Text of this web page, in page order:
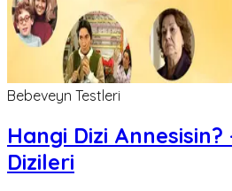
Bebeveyn Testleri
Hangi Dizi Annesisin?
Dizileri